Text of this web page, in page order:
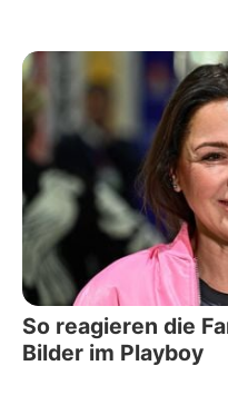
So reagieren die
Bilder im Playboy